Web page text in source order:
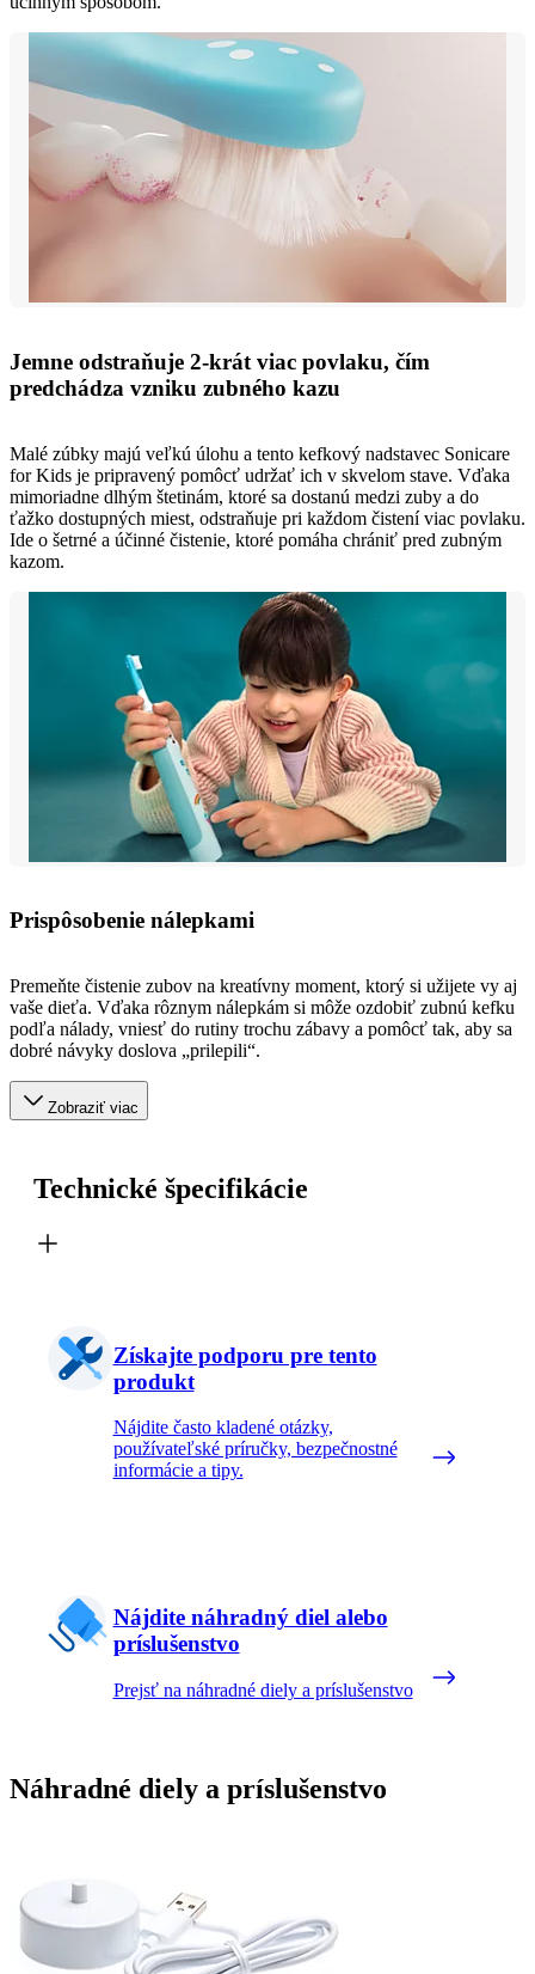
Jemne odstraňuje 2-krát viac povlaku, čím
predchádza vzniku zubného kazu
Malé zúbky majú veľkú úlohu a tento kefkový nadstavec Sonicare
for Kids je pripravený pomôcť udržať ich v skvelom stave. Vďaka
mimoriadne dlhým štetinám, ktoré sa dostanú medzi zuby a do
ťažko dostupných miest, odstraňuje pri každom čistení viac povlaku.
Ide o šetrné a účinné čistenie, ktoré pomáha chrániť pred zubným
kazom.
Prispôsobenie nálepkami
Premeňte čistenie zubov na kreatívny moment, ktorý si užijete vy aj
vaše dieťa. Vďaka rôznym nálepkám si môže ozdobiť zubnú kefku
podľa nálady, vniesť do rutiny trochu zábavy a pomôcť tak, aby sa
dobré návyky doslova „prilepili“.
Zobraziť viac
Technické špecifikácie
Získajte podporu pre tento
produkt
Nájdite často kladené otázky,
používateľské príručky, bezpečnostné
informácie a tipy.
Nájdite náhradný diel alebo
príslušenstvo
Prejsť na náhradné diely a príslušenstvo
Náhradné diely a príslušenstvo